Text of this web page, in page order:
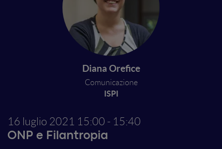
Diana Orefice
Comunicazione
ISPI
16 luglio 2021 15:00 - 15:40
ONP e Filantropia